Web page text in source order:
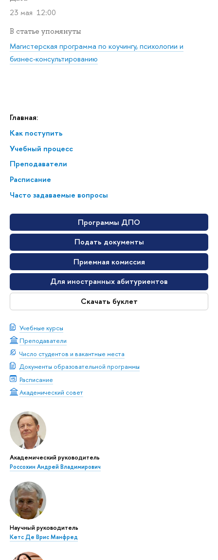
Главная:
Как поступить
Учебный процесс
Преподаватели
Расписание
Часто задаваемые вопросы
Программы ДПО
Подать документы
Приемная комиссия
Для иностранных абитуриентов
Скачать буклет
Учебные курсы
Преподаватели
Число студентов и вакантные места
Документы образовательной программы
Расписание
Академический совет
Академический руководитель
Россохин Андрей Владимирович
Научный руководитель
Кетс Де Врис Манфред
23 мая 12:00
В статье упомянуты
Магистерская программа по коучингу, психологии и
бизнес-консультированию